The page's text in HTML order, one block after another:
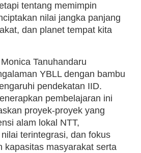
tentang memimpin
nilai jangka panjang
dan planet tempat kita
Tanuhandaru
YBLL dengan bambu
pendekatan IID.
pembelajaran ini
proyek-proyek yang
alam lokal NTT,
terintegrasi, dan fokus
kapasitas masyarakat serta